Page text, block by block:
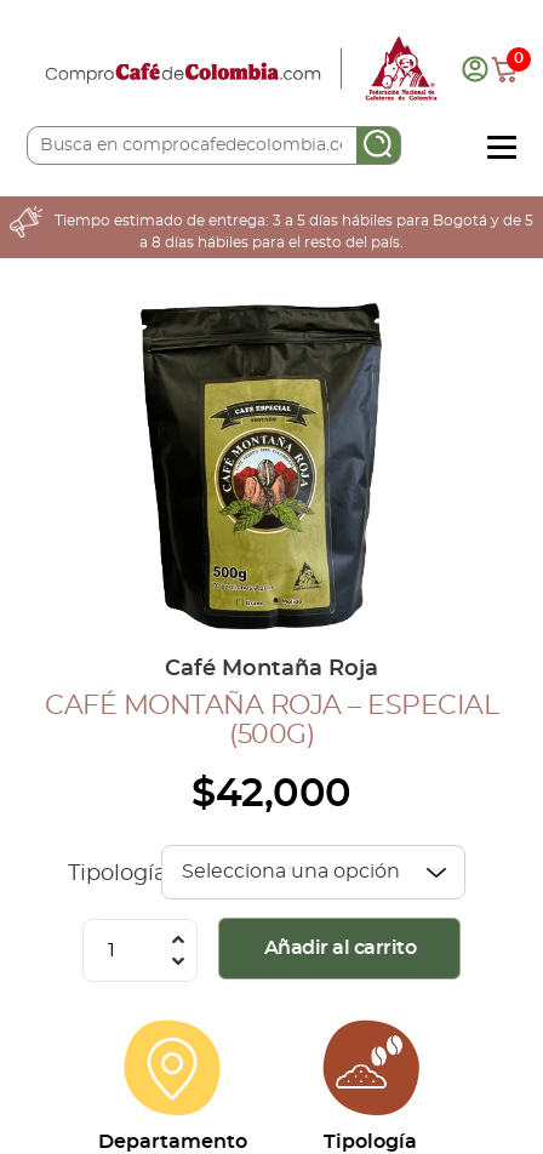
0
COMPRA AQUÍ
COLOMBIA CAFETERA
COLECCIÓN CAFETERA
INGRESAR
Cerrar Sesión
Tiempo estimado de entrega: 3 a 5 días hábiles para Bogotá y de 5
a 8 días hábiles para el resto del país.
Café Montaña Roja
CAFÉ MONTAÑA ROJA – ESPECIAL
(500G)
$42,000
Tipología
Especial
(500g)
cantidad
Añadir al carrito
Departamento
Tipología